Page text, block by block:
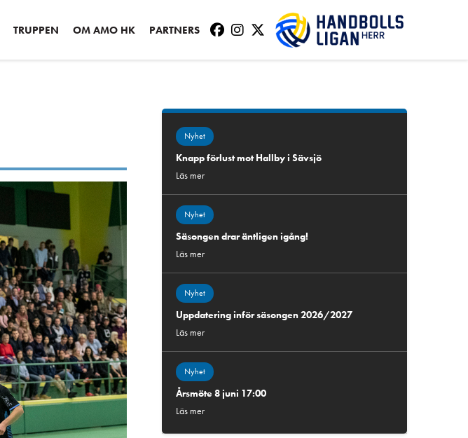
TRUPPEN OM AMO HK PARTNERS
Nyhet
Knapp förlust mot Hallby i Sävsjö
Läs mer
Nyhet
Säsongen drar äntligen igång!
Läs mer
Nyhet
Uppdatering inför säsongen 2026/2027
Läs mer
Nyhet
Årsmöte 8 juni 17:00
Läs mer